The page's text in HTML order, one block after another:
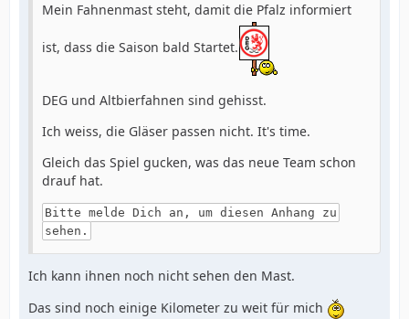
Mein Fahnenmast steht, damit die Pfalz informiert
ist, dass die Saison bald Startet.
DEG und Altbierfahnen sind gehisst.
Ich weiss, die Gläser passen nicht. It's time.
Gleich das Spiel gucken, was das neue Team schon
drauf hat.
Bitte melde Dich an, um diesen Anhang zu
sehen.
Ich kann ihnen noch nicht sehen den Mast.
Das sind noch einige Kilometer zu weit für mich